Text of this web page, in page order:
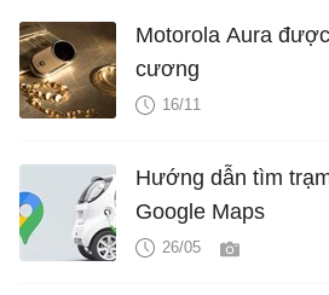
Motorola Aura
cương
16/11
Hướng dẫn tìm
Google Maps
26/05